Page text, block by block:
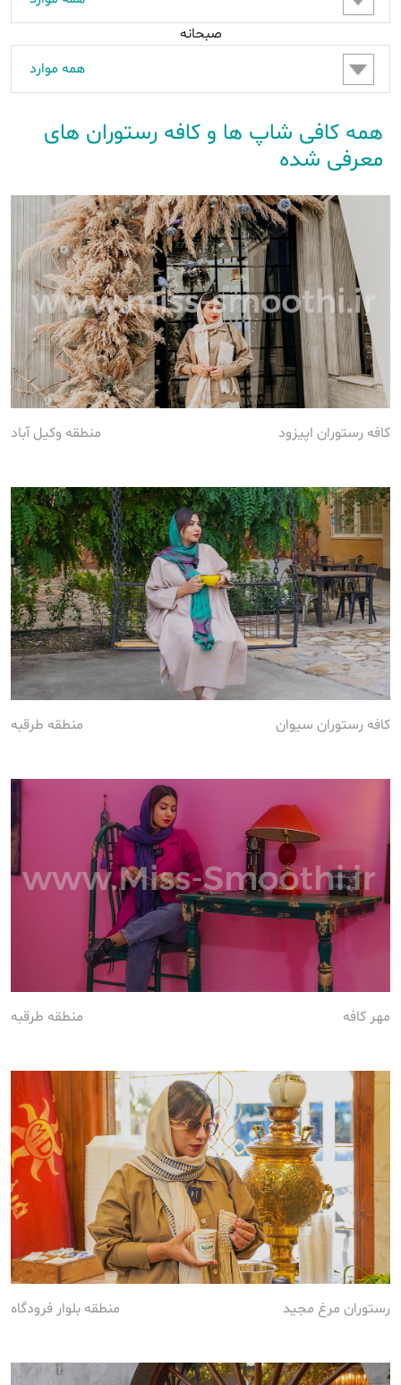
صبحانه
همه کافی شاپ ها و کافه رستوران های
معرفی شده
منطقه وکیل آباد کافه رستوران اپیزود
منطقه طرقبه کافه رستوران سیوان
منطقه طرقبه مهر کافه
منطقه بلوار فرودگاه رستوران مرغ مجید